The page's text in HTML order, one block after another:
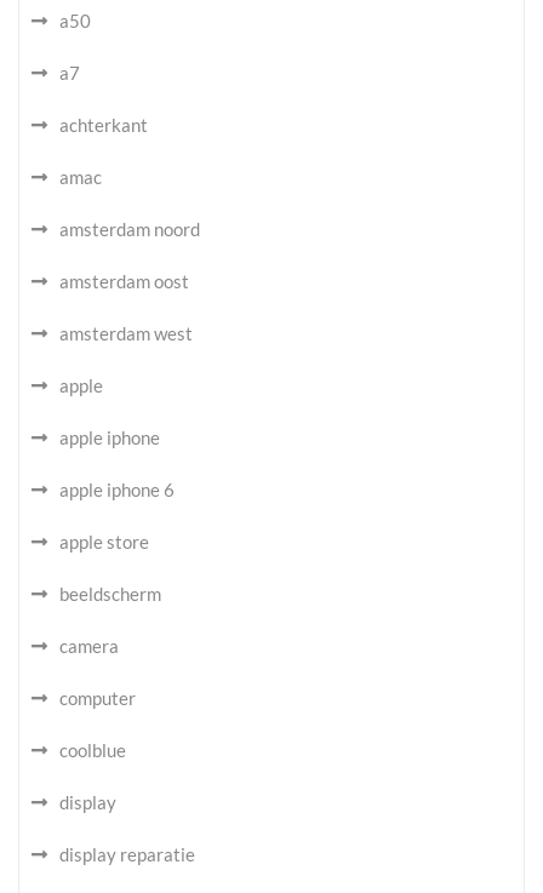
a50
a7
achterkant
amac
amsterdam noord
amsterdam oost
amsterdam west
apple
apple iphone
apple iphone 6
apple store
beeldscherm
camera
computer
coolblue
display
display reparatie